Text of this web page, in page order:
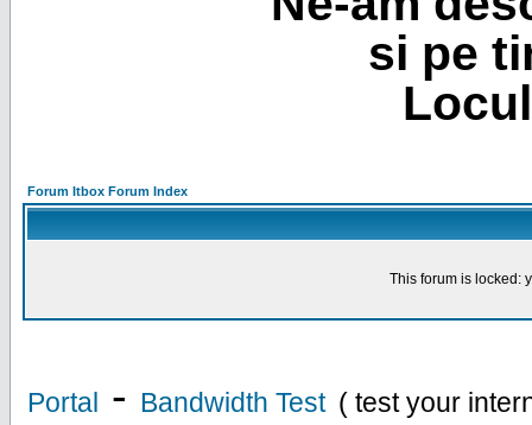
si pe
Forum Itbox Forum Index
This forum is locked:
Portal - Bandwidth Test ( test your